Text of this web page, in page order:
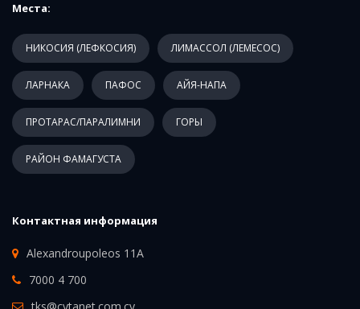
Места:
НИКОСИЯ (ЛЕФКОСИЯ) ЛИМАССОЛ (ЛЕМЕСОС)
ЛАРНАКА ПАФОС АЙЯ-НАПА
ПРОТАРАС/ПАРАЛИМНИ ГОРЫ
РАЙОН ФАМАГУСТА
Контактная информация
Alexandroupoleos 11A
7000 4 700